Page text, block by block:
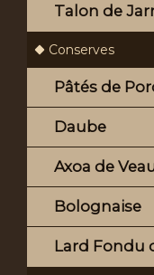
Talon de
Conserves
Pâtés de
Daube
Axoa de
Bolognaise
Lard Fondu